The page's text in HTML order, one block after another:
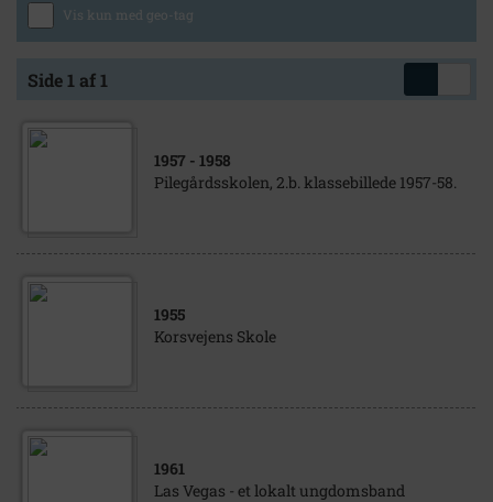
Vis kun med geo-tag
Side 1 af 1
1957 - 1958
Pilegårdsskolen, 2.b. klassebillede 1957-58.
1955
Korsvejens Skole
1961
Las Vegas - et lokalt ungdomsband